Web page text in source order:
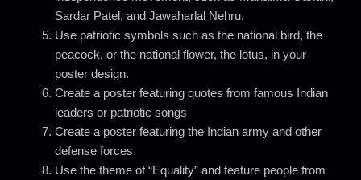
Sardar Patel, and Jawaharlal Nehru.
Use patriotic symbols such as the national bird, the
peacock, or the national flower, the lotus, in your
poster design.
Create a poster featuring quotes from famous Indian
leaders or patriotic songs
Create a poster featuring the Indian army and other
defense forces
Use the theme of “Equality” and feature people from